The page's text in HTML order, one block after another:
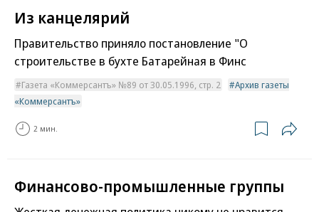
Из канцелярий
Правительство приняло постановление "О
строительстве в бухте Батарейная в Финс
Газета «Коммерсантъ» №89 от 30.05.1996, стр. 2
Архив газеты
«Коммерсантъ»
2 мин.
Финансово-промышленные группы